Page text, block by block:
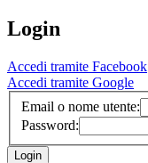
Login
Accedi tramite Facebook
Accedi tramite Google
Email o nome utente:
Password: